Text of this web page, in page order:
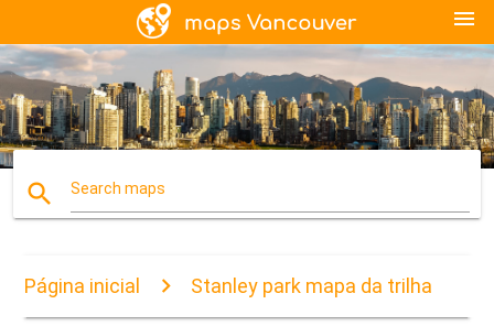
menu
search Search maps
Página inicial Stanley park mapa da trilha